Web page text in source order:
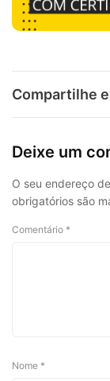
Compartilhe
Deixe um
O seu endereço
obrigatórios são
Comentário *
Nome *